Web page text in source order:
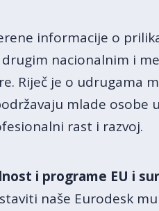
informacije o
nacionalnim i
Riječ je o udrugama
mlade osobe
rast i razvoj.
i programe EU i
naše Eurodesk